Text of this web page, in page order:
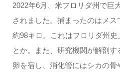
2022年6月、米フロリダ州で巨
されました。捕まったのはメ
約98キロ。これはフロリダ州
とか。また、研究機関が解剖
卵を宿し、消化管にはシカの骨